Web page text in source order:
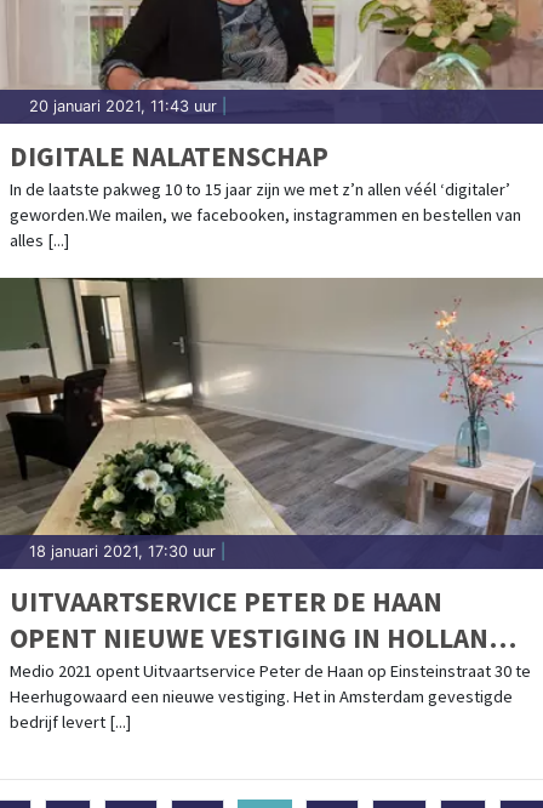
20 januari 2021, 11:43 uur
DIGITALE NALATENSCHAP
In de laatste pakweg 10 to 15 jaar zijn we met z’n allen véél ‘digitaler’
geworden.We mailen, we facebooken, instagrammen en bestellen van
alles [...]
18 januari 2021, 17:30 uur
UITVAARTSERVICE PETER DE HAAN
OPENT NIEUWE VESTIGING IN HOLLANDS
KROON!
Medio 2021 opent Uitvaartservice Peter de Haan op Einsteinstraat 30 te
Heerhugowaard een nieuwe vestiging. Het in Amsterdam gevestigde
bedrijf levert [...]